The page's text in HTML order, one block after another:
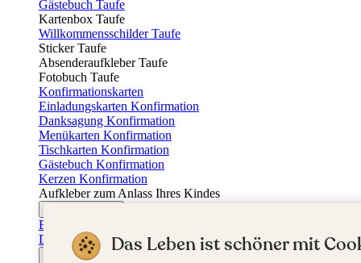
Gästebuch Taufe
Kartenbox Taufe
Willkommensschilder Taufe
Sticker Taufe
Absenderaufkleber Taufe
Fotobuch Taufe
Konfirmationskarten
Einladungskarten Konfirmation
Danksagung Konfirmation
Menükarten Konfirmation
Tischkarten Konfirmation
Gästebuch Konfirmation
Kerzen Konfirmation
Aufkleber zum Anlass Ihres Kindes
Einladungskarten Firmung
Dankeskarten Firmung
JugendweihekartenDas Leben ist schöner mit